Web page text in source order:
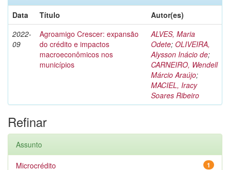
Data
Título
Autor(es)
2022-
09
Agroamigo Crescer: expansão
do crédito e impactos
macroeconômicos nos
municípios
ALVES, Maria
Odete; OLIVEIRA,
Alysson Inácio de;
CARNEIRO, Wendell
Márcio Araújo;
MACIEL, Iracy
Soares Ribeiro
Refinar
Assunto
1
Microcrédito